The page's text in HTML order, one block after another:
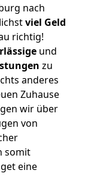
nach
viel Geld
richtig!
und
zu
anderes
Zuhause
wir über
von
somit
eine